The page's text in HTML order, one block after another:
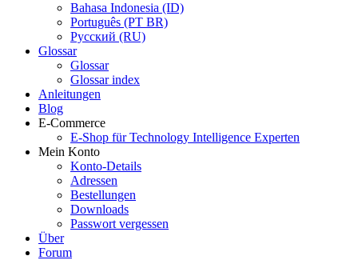
Bahasa Indonesia (ID)
Português (PT BR)
Pусский (RU)
Glossar
Glossar
Glossar index
Anleitungen
Blog
E-Commerce
E-Shop für Technology Intelligence Experten
Mein Konto
Konto-Details
Adressen
Bestellungen
Downloads
Passwort vergessen
Über
Forum